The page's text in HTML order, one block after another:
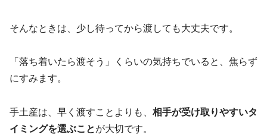
そんなときは、少し待ってから渡しても大丈夫です。
「落ち着いたら渡そう」くらいの気持ちでいると、焦らず
にすみます。
手土産は、早く渡すことよりも、 相手が受け取りやすいタ
イミングを選ぶことが大切です。